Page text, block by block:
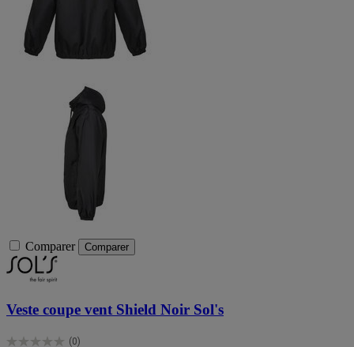
Comparer Comparer
Veste coupe vent Shield Noir Sol's
(0)